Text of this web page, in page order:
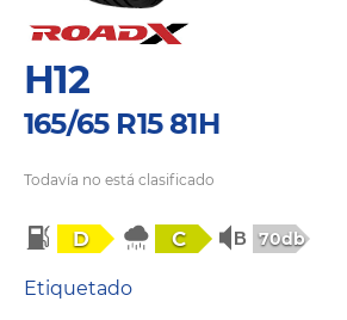
H12
165/65 R15 81H
Todavía no está clasificado
D C 70db
Etiquetado